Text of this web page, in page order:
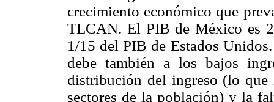
crecimiento económico que
TLCAN. El PIB de México es
1/15 del PIB de Estados
debe también a los bajos
distribución del ingreso (lo que
sectores de la población) y la